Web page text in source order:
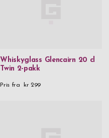
Whiskyglass Glencairn 20 cl
Twin 2-pakk
Pris fra kr 299